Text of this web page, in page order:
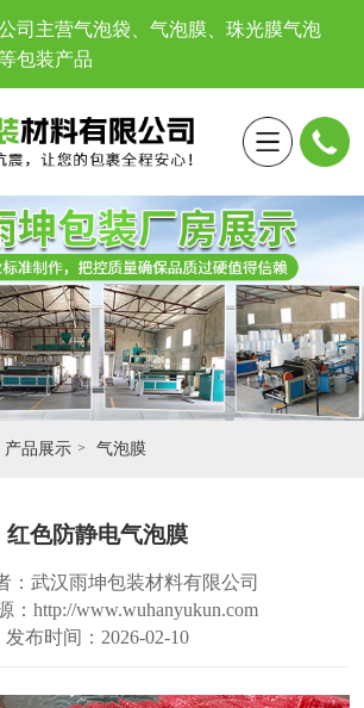
司 主营气泡袋、气泡膜、珠光膜气泡
包装产品
产品展示 气泡膜
红色防静电气泡膜
：武汉雨坤包装材料有限公司
：http://www.wuhanyukun.com
发布时间：2026-02-10